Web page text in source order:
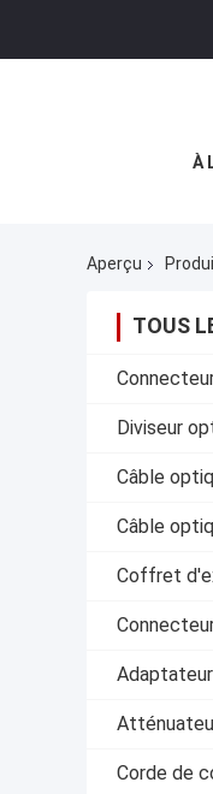
À
Aperçu
TOUS
Diviseur
Câble
Câble
Coffret
Corde de